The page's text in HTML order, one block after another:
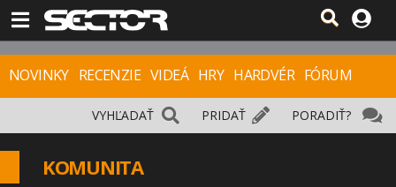
NOVINKY RECENZIE VIDEÁ HRY HARDVÉR FÓRUM
PORADIŤ?
PRIDAŤ
VYHĽADAŤ
KOMUNITA